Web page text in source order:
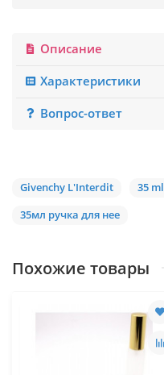
Описание
Характеристики
Вопрос-ответ
Givenchy L'Interdit 35 ml
35мл ручка для нее
Похожие товары